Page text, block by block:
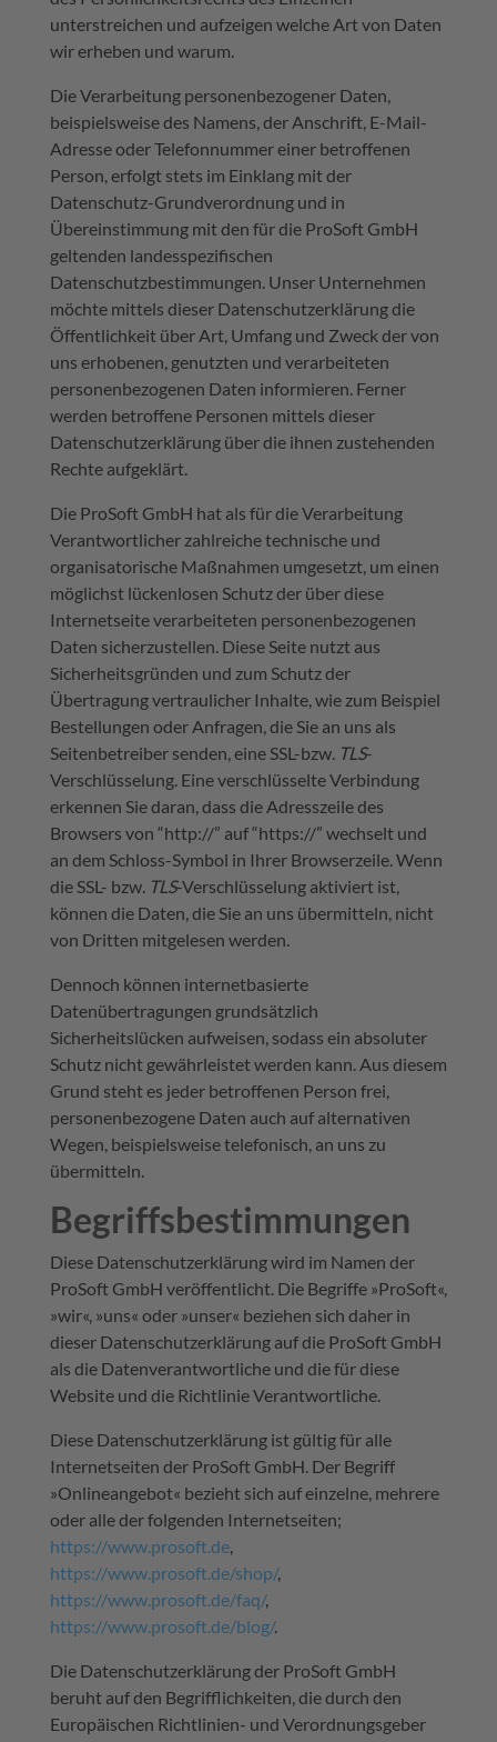
unterstreichen und aufzeigen welche Art von Daten
wir erheben und warum.
Die Verarbeitung personenbezogener Daten,
beispielsweise des Namens, der Anschrift, E-Mail-
Adresse oder Telefonnummer einer betroffenen
Person, erfolgt stets im Einklang mit der
Datenschutz-Grundverordnung und in
Übereinstimmung mit den für die ProSoft GmbH
geltenden landesspezifischen
Datenschutzbestimmungen. Unser Unternehmen
möchte mittels dieser Datenschutzerklärung die
Öffentlichkeit über Art, Umfang und Zweck der von
uns erhobenen, genutzten und verarbeiteten
personenbezogenen Daten informieren. Ferner
werden betroffene Personen mittels dieser
Datenschutzerklärung über die ihnen zustehenden
Rechte aufgeklärt.
Die ProSoft GmbH hat als für die Verarbeitung
Verantwortlicher zahlreiche technische und
organisatorische Maßnahmen umgesetzt, um einen
möglichst lückenlosen Schutz der über diese
Internetseite verarbeiteten personenbezogenen
Daten sicherzustellen. Diese Seite nutzt aus
Sicherheitsgründen und zum Schutz der
Übertragung vertraulicher Inhalte, wie zum Beispiel
Bestellungen oder Anfragen, die Sie an uns als
Seitenbetreiber senden, eine SSL-bzw. TLS-
Verschlüsselung. Eine verschlüsselte Verbindung
erkennen Sie daran, dass die Adresszeile des
Browsers von “http://” auf “https://” wechselt und
an dem Schloss-Symbol in Ihrer Browserzeile. Wenn
die SSL- bzw. TLS-Verschlüsselung aktiviert ist,
können die Daten, die Sie an uns übermitteln, nicht
von Dritten mitgelesen werden.
Dennoch können internetbasierte
Datenübertragungen grundsätzlich
Sicherheitslücken aufweisen, sodass ein absoluter
Schutz nicht gewährleistet werden kann. Aus diesem
Grund steht es jeder betroffenen Person frei,
personenbezogene Daten auch auf alternativen
Wegen, beispielsweise telefonisch, an uns zu
übermitteln.
Begriffsbestimmungen
Diese Datenschutzerklärung wird im Namen der
ProSoft GmbH veröffentlicht. Die Begriffe »ProSoft«,
»wir«, »uns« oder »unser« beziehen sich daher in
dieser Datenschutzerklärung auf die ProSoft GmbH
als die Datenverantwortliche und die für diese
Website und die Richtlinie Verantwortliche.
Diese Datenschutzerklärung ist gültig für alle
Internetseiten der ProSoft GmbH. Der Begriff
»Onlineangebot« bezieht sich auf einzelne, mehrere
oder alle der folgenden Internetseiten;
https://www.prosoft.de,
https://www.prosoft.de/shop/,
https://www.prosoft.de/faq/,
https://www.prosoft.de/blog/.
Die Datenschutzerklärung der ProSoft GmbH
beruht auf den Begrifflichkeiten, die durch den
Europäischen Richtlinien- und Verordnungsgeber